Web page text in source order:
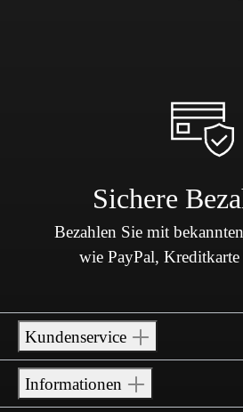
Sichere
Bezahlen Sie mit
wie PayPal,
Kundenservice
Informationen